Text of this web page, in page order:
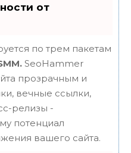
от
по трем пакетам
SeoHammer
прозрачным и
вечные ссылки,
релизы -
потенциал
вашего сайта.